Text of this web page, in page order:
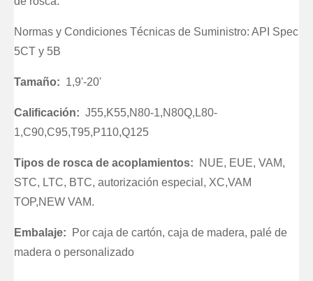
Normas y Condiciones Técnicas de Suministro: API Spec
5CT y 5B
Tamaño: 1,9'-20'
Calificación: J55,K55,N80-1,N80Q,L80-
1,C90,C95,T95,P110,Q125
Tipos de rosca de acoplamientos: NUE, EUE, VAM,
STC, LTC, BTC, autorización especial, XC,VAM
TOP,NEW VAM.
Embalaje: Por caja de cartón, caja de madera, palé de
madera o personalizado